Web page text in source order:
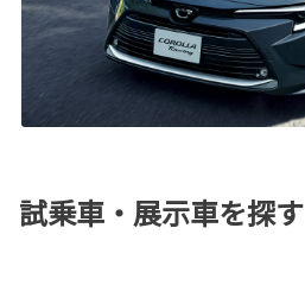
試乗車・展示車を探す